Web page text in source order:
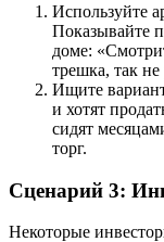
Используйте
Показывайте
доме:
трешка, так не
Ищите
и хотят
сидят
торг.
Сценарий 3:
Некоторые